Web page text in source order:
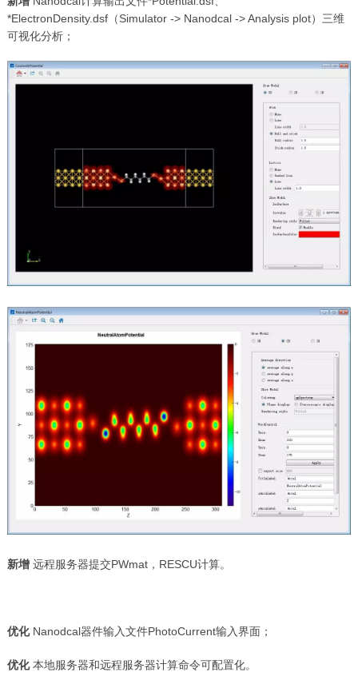
*ElectronDensity.dsf（Simulator -> Nanodcal -> Analysis plot）三维
可视化分析；
新增远程服务器提交PWmat，RESCU计算。
优化Nanodcal器件输入文件PhotoCurrent输入界面；
优化本地服务器和远程服务器计算命令可配置化。